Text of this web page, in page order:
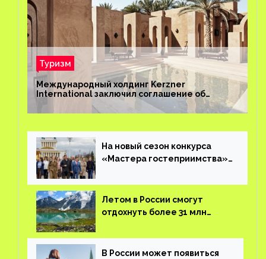
Туризм
Международный холдинг Kerzner
International заключил соглашение об
управлении курортом Bab Al Shams Desert
Resort в Дубае
На новый сезон конкурса
«Мастера гостеприимства»
заявок
Летом в России смогут
отдохнуть более 31 млн
В России может появиться